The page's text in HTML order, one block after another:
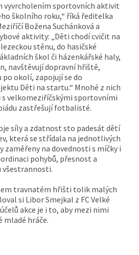
vyvrcholením sportovních aktivit
školního roku,“ říká ředitelka
Božena Suchánková a
aktivity: „Děti chodí cvičit na
stěnu, do hasičské
škol či házenkářské haly,
navštěvují dopravní hřiště,
okolí, zapojují se do
Děti na startu.“ Mnohé z nich
velkomeziříčskými sportovními
zastřešují fotbalisté.
síly a zdatnost sto padesát dětí
která se střídala na jednotlivých
zaměřeny na dovednosti s míčky i
pohybů, přesnost a
travnatém hřišti tolik malých
si Libor Smejkal z FC Velké
akce je i to, aby mezi nimi
hráče.